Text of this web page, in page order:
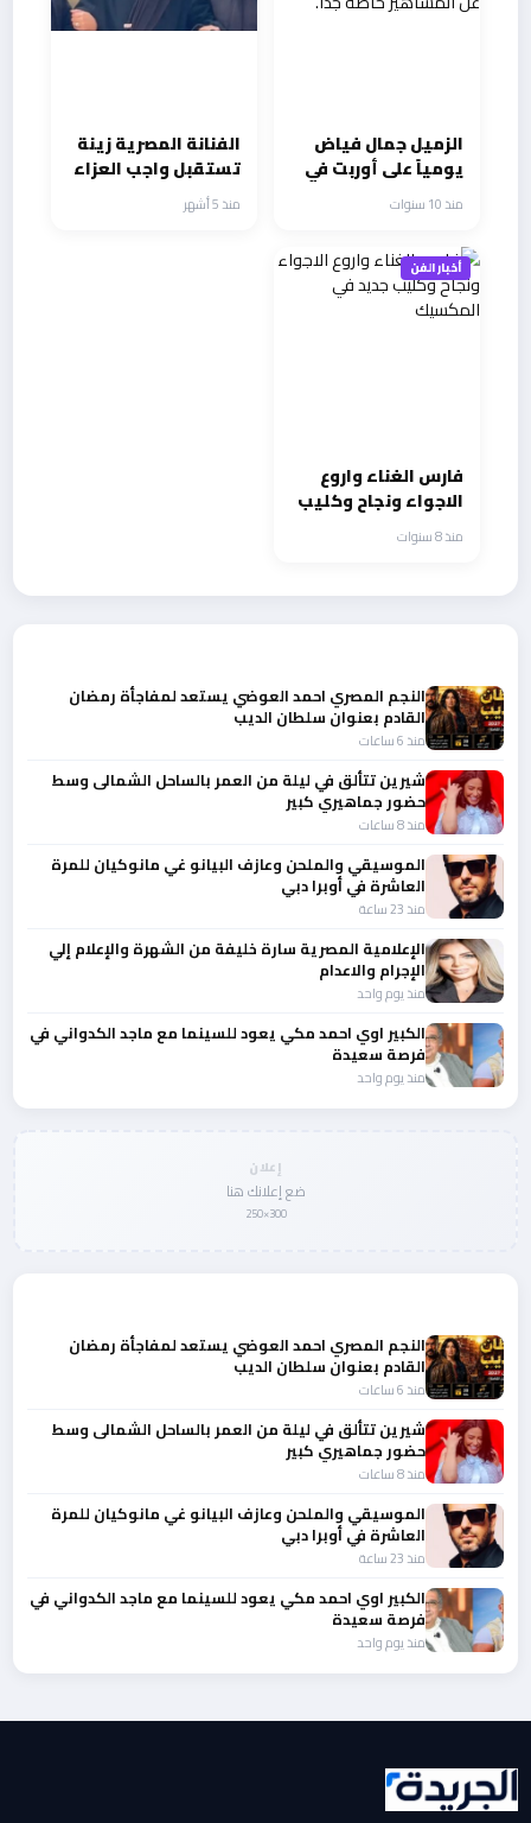
الزميل جمال فياض
يومياً على أوربت في
رمضان، ينتقد الدراما،
ويروي حكايات فنية
عن المشاهير خاصة
جداً.
منذ 10 سنوات
الفنانة المصرية زينة
تستقبل واجب العزاء
في شقيقها بحضور
كبير للنجوم
منذ 5 أشهر
أخبار الفن
فارس الغناء واروع
الاجواء ونجاح وكليب
جديد في المكسيك
منذ 8 سنوات
النجم المصري احمد العوضي يستعد لمفاجأة رمضان
القادم بعنوان سلطان الديب
منذ 6 ساعات
شيرين تتألق في ليلة من العمر بالساحل الشمالى وسط
حضور جماهيري كبير
منذ 8 ساعات
الموسيقي والملحن وعازف البيانو غي مانوكيان للمرة
العاشرة في أوبرا دبي
منذ 23 ساعة
الإعلامية المصرية سارة خليفة من الشهرة والإعلام إلي
الإجرام والاعدام
منذ يوم واحد
الكبير اوي احمد مكي يعود للسينما مع ماجد الكدواني في
فرصة سعيدة
منذ يوم واحد
إعلان
ضع إعلانك هنا
300×250
النجم المصري احمد العوضي يستعد لمفاجأة رمضان
القادم بعنوان سلطان الديب
منذ 6 ساعات
شيرين تتألق في ليلة من العمر بالساحل الشمالى وسط
حضور جماهيري كبير
منذ 8 ساعات
الموسيقي والملحن وعازف البيانو غي مانوكيان للمرة
العاشرة في أوبرا دبي
منذ 23 ساعة
الكبير اوي احمد مكي يعود للسينما مع ماجد الكدواني في
فرصة سعيدة
منذ يوم واحد